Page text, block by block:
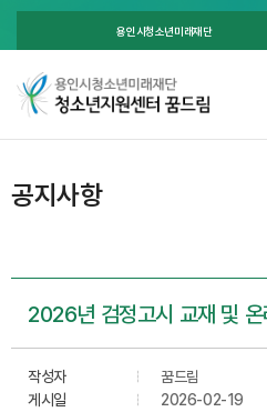
용인시청소년미래재단
공지사항
2026년 검정고시 교재 및
작성자
꿈드림
게시일
2026-02-19